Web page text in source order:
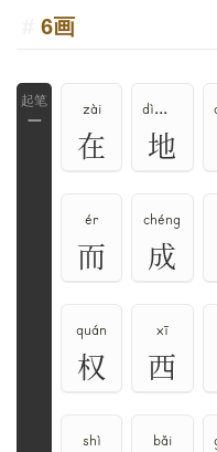
6画
一
zài
在
dì、de
地
ér
而
chéng
成
quán
权
xī
西
shì bǎi